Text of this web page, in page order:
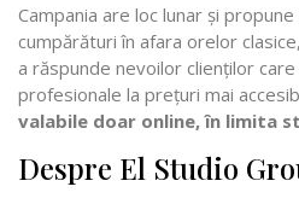
Campania are loc lunar și
cumpărături în afara orelor
a răspunde nevoilor clienților
profesionale la prețuri mai
valabile doar online, în limita
Despre El Studio